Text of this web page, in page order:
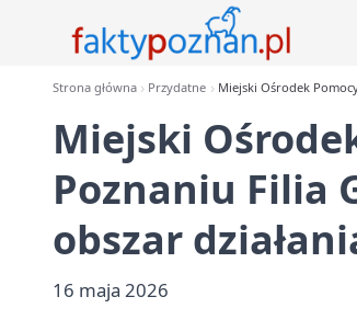
Strona główna Przydatne Miejski Ośrodek
Miejski
Poznaniu Filia
obszar
16 maja 2026